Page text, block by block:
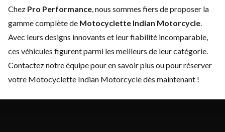
Chez Pro Performance, nous sommes fiers de proposer la
gamme complète de Motocyclette Indian Motorcycle.
Avec leurs designs innovants et leur fiabilité incomparable,
ces véhicules figurent parmi les meilleurs de leur catégorie.
Contactez notre équipepour en savoir plus ou pour réserver
votre Motocyclette Indian Motorcycle dès maintenant !